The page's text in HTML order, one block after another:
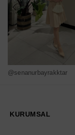
@senanurbayrakktar
KURUMSAL